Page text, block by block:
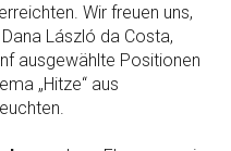
Wir freuen uns,
László da Costa,
ausgewählte Positionen
„Hitze“ aus